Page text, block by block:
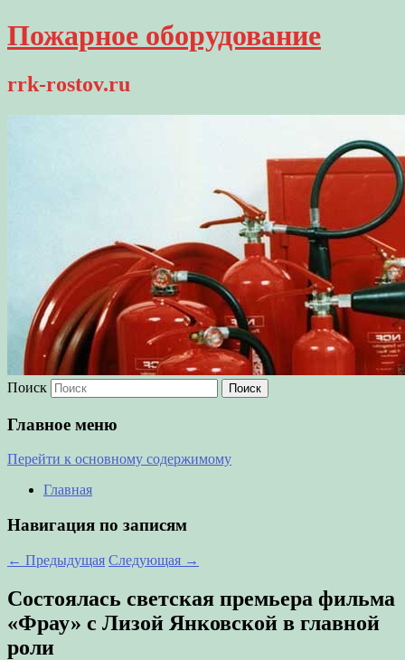
Пожарное оборудование
rrk-rostov.ru
Поиск
Главное меню
Перейти к основному содержимому
Главная
Навигация по записям
← Предыдущая Следующая →
Состоялась светская премьера фильма
«Фрау» с Лизой Янковской в главной
роли